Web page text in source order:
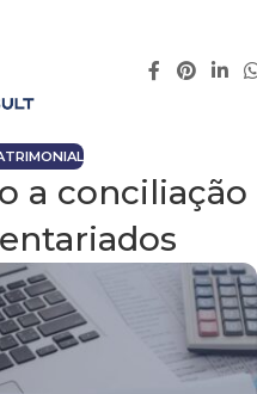
a conciliação